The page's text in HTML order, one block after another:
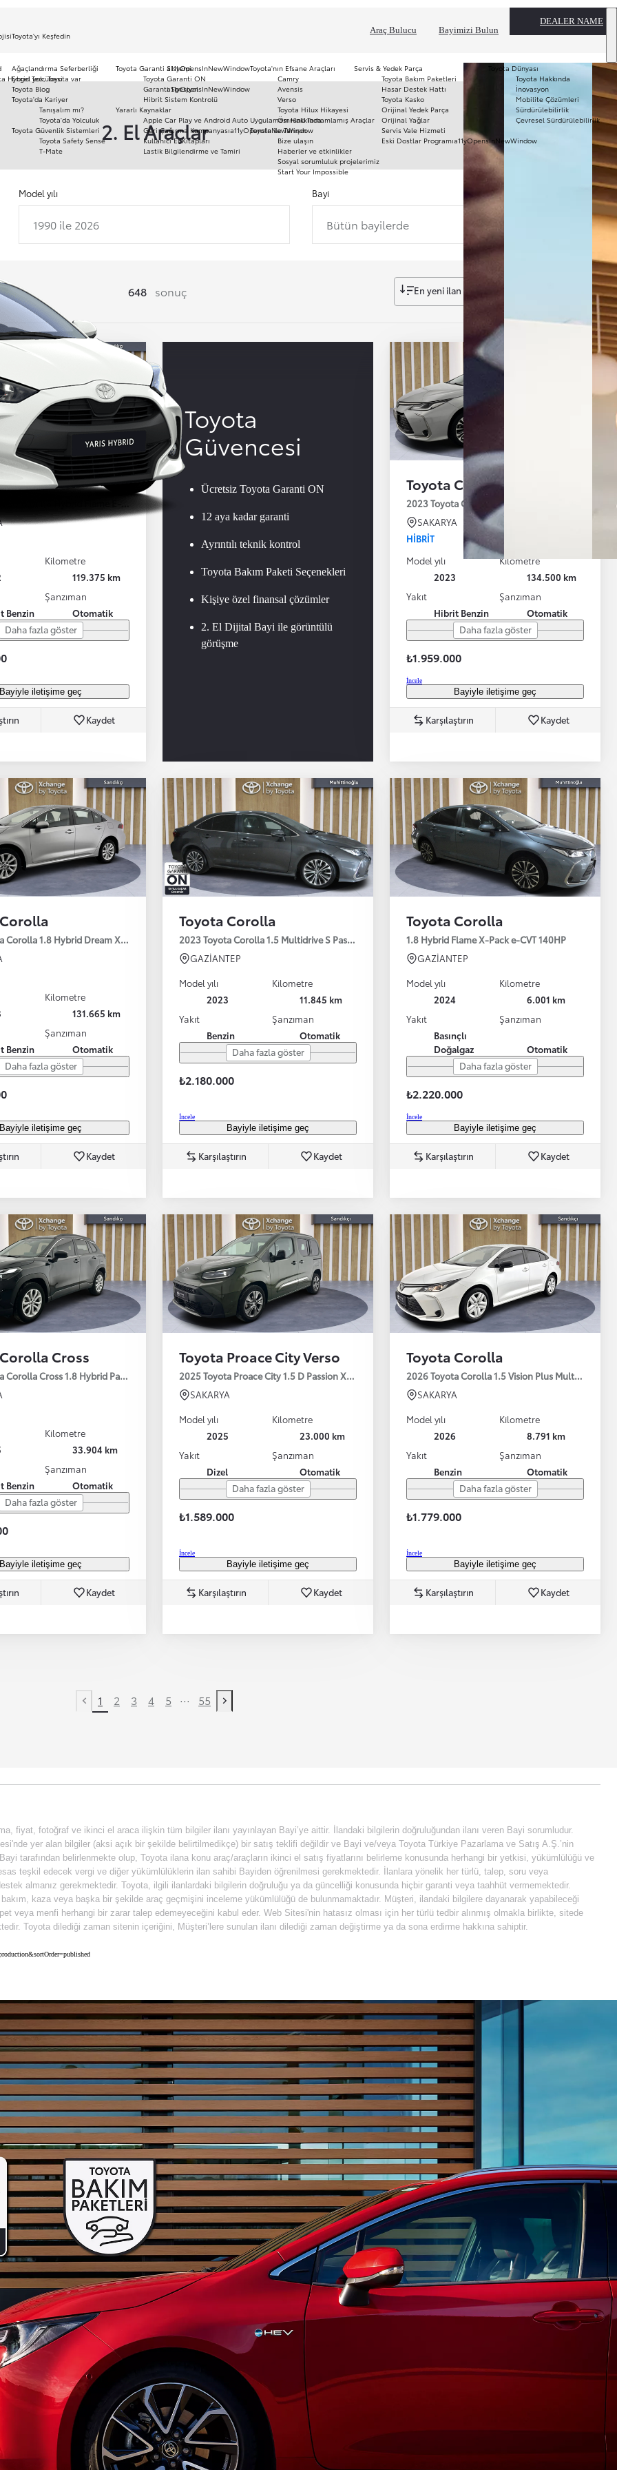
Araç Bulucu Bayimizi Bulun
DEALER NAME
Bayinizle görüntülü görüşün
Toyota kirala: Rent a Toyota
Toyota Garanti Sistemi
Toyota Garanti ON
Garanti Spesiyal
Hibrit Sistem Kontrolü
Yararlı Kaynaklar
Apple Car Play ve Android Auto Uygulaması Hakkında
Geri Çağırma Kampanyasıa11yOpensInNewWindow
Kullanıcı El Kitapları
Lastik Bilgilendirme ve Tamiri
Servis & Yedek Parça
Toyota Bakım Paketleri
Hasar Destek Hattı
Toyota Kasko
Orijinal Yedek Parça
Orijinal Yağlar
Servis Vale Hizmeti
Eski Dostlar Programıa11yOpensInNewWindow
Hybrid Tecrübesi
Toyota'yı Keşfedin
Ağaçlandırma Seferberliği
a11yOpensInNewWindow
Engel yok, Toyota var
Toyota Blog
a11yOpensInNewWindow
Toyota'da Kariyer
Tanışalım mı?
Toyota'da Yolculuk
Toyota Güvenlik Sistemleri
Toyota Safety Sense
T-Mate
Toyota'nın Efsane Araçları
Camry
Avensis
Verso
Toyota Hilux Hikayesi
Ömrünü Tamamlamış Araçlar
Toyota ile Tanışın
Bize ulaşın
Haberler ve etkinlikler
Sosyal sorumluluk projelerimiz
Start Your Impossible
Toyota Dünyası
Toyota Hakkında
İnovasyon
Mobilite Çözümleri
Sürdürülebilirlik
Çevresel Sürdürülebilirlik
2. El Araçlar
Model yılı
1990 ile 2026
Bayi
Bütün bayilerde
648 sonuç En yeni ilan
Corolla 1.8 Hybrid Flame E-CVT 122HP
Kilometre
119.375 km
Benzin
Şanzıman
Otomatik
Daha fazla göster
Bayiyle iletişime geç
Kaydet
Toyota
Güvencesi
Ücretsiz Toyota Garanti ON
12 aya kadar garanti
Ayrıntılı teknik kontrol
Toyota Bakım Paketi Seçenekleri
Kişiye özel finansal çözümler
2. El Dijital Bayi ile görüntülü
görüşme
Toyota Corolla
2023 Toyota Corolla 1.8 Hybrid Passion X-Pack E-
SAKARYA
HIBRIT
Model yılı
2023
Kilometre
134.500 km
Yakıt
Hibrit Benzin
Şanzıman
Otomatik
Daha fazla göster
₺1.959.000
İncele
Bayiyle iletişime geç
Karşılaştırın Kaydet
Corolla 1.8 Hybrid Dream X-Pack e-CVT 140HP
Kilometre
131.665 km
Benzin
Şanzıman
Otomatik
Daha fazla göster
Bayiyle iletişime geç
Kaydet
Toyota Corolla
2023 Toyota Corolla 1.5 Multidrive S Passion X-Pack 125HP
GAZİANTEP
Model yılı
2023
Kilometre
11.845 km
Yakıt
Benzin
Şanzıman
Otomatik
Daha fazla göster
₺2.180.000
İncele
Bayiyle iletişime geç
Karşılaştırın Kaydet
Toyota Corolla
1.8 Hybrid Flame X-Pack e-CVT 140HP
GAZİANTEP
Model yılı
2024
Kilometre
6.001 km
Yakıt
Basınçlı
Doğalgaz
Şanzıman
Otomatik
Daha fazla göster
₺2.220.000
İncele
Bayiyle iletişime geç
Karşılaştırın Kaydet
Cross
Corolla Cross 1.8 Hybrid Passion e-CVT 140HP
Kilometre
33.904 km
Benzin
Şanzıman
Otomatik
Daha fazla göster
Bayiyle iletişime geç
Kaydet
Toyota Proace City Verso
2025 Toyota Proace City 1.5 D Passion X-Pack 130HP
SAKARYA
Model yılı
2025
Kilometre
23.000 km
Yakıt
Dizel
Şanzıman
Otomatik
Daha fazla göster
₺1.589.000
İncele
Bayiyle iletişime geç
Karşılaştırın Kaydet
Toyota Corolla
2026 Toyota Corolla 1.5 Vision Plus Multidrive S
SAKARYA
Model yılı
2026
Kilometre
8.791 km
Yakıt
Benzin
Şanzıman
Otomatik
Daha fazla göster
₺1.779.000
İncele
Bayiyle iletişime geç
Karşılaştırın Kaydet
Previous page
1 2 3 4 5 ... 55
Next page
fiyat, fotoğraf ve ikinci el araca ilişkin tüm bilgiler ilanı yayınlayan Bayi’ye aittir. İlandaki bilgilerin doğruluğundan ilanı veren Bayi sorumludur.
yer alan bilgiler (aksi açık bir şekilde belirtilmedikçe) bir satış teklifi değildir ve Bayi ve/veya Toyota Türkiye Pazarlama ve Satış A.Ş.’nin
tarafından belirlenmekte olup, Toyota ilana konu araç/araçların ikinci el satış fiyatlarını belirleme konusunda herhangi bir yetkisi, yükümlülüğü ve
teşkil edecek vergi ve diğer yükümlülüklerin ilan sahibi Bayiden öğrenilmesi gerekmektedir. İlanlara yönelik her türlü, talep, soru veya
almanız gerekmektedir. Toyota, ilgili ilanlardaki bilgilerin doğruluğu ya da güncelliği konusunda hiçbir garanti veya taahhüt vermemektedir.
kaza veya başka bir şekilde araç geçmişini inceleme yükümlülüğü de bulunmamaktadır. Müşteri, ilandaki bilgilere dayanarak yapabileceği
veya menfi herhangi bir zarar talep edemeyeceğini kabul eder. Web Sitesi'nin hatasız olması için her türlü tedbir alınmış olmakla birlikte, sitede
Toyota dilediği zaman sitenin içeriğini, Müşteri’lere sunulan ilanı dilediği zaman değiştirme ya da sona erdirme hakkına sahiptir.